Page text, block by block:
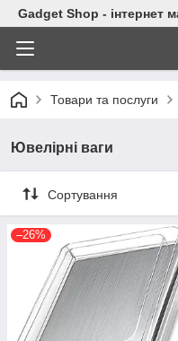
Gadget Shop - інтернет
Товари та послуги
Ювелірні ваги
Сортування
–26%